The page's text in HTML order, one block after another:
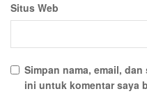
Situs Web
Simpan nama, email,
ini untuk komentar saya